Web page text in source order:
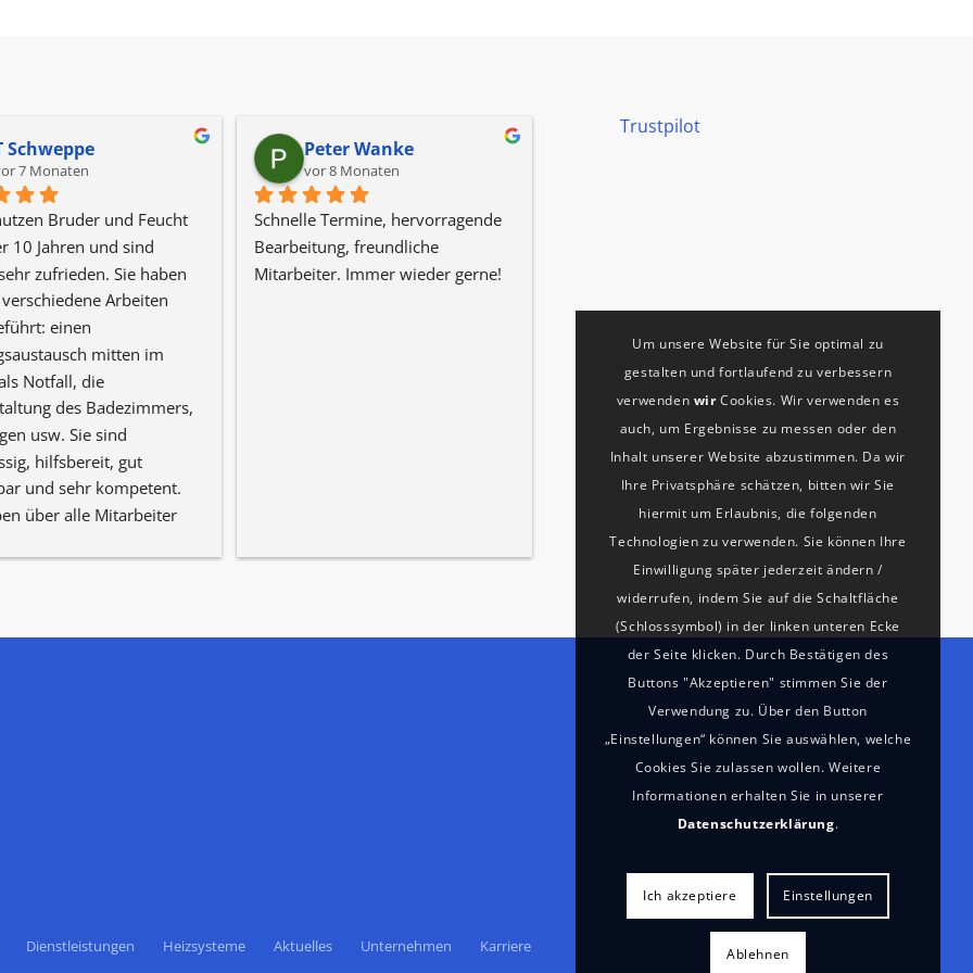
Schweppe
7 Monaten
Bruder und Feucht
10 Jahren und sind
zufrieden. Sie haben
Arbeiten
einen
mitten im
Notfall, die
des Badezimmers,
usw. Sie sind
hilfsbereit, gut
und sehr kompetent.
über alle Mitarbeiter
Peter Wanke
vor 8 Monaten
Schnelle Termine, hervorragende
Bearbeitung, freundliche
Mitarbeiter. Immer wieder gerne!
Trustpilot
Dienstleistungen Heizsysteme Aktuelles Unternehmen Karriere
Um unsere Website für Sie optimal zu
gestalten und fortlaufend zu verbessern
verwenden wirCookies. Wir verwenden es
auch, um Ergebnisse zu messen oder den
Inhalt unserer Website abzustimmen. Da wir
Ihre Privatsphäre schätzen, bitten wir Sie
hiermit um Erlaubnis, die folgenden
Technologien zu verwenden. Sie können Ihre
Einwilligung später jederzeit ändern /
widerrufen, indem Sie auf die Schaltfläche
(Schlosssymbol) in der linken unteren Ecke
der Seite klicken. Durch Bestätigen des
Buttons "Akzeptieren" stimmen Sie der
Verwendung zu. Über den Button
„Einstellungen“ können Sie auswählen, welche
Cookies Sie zulassen wollen. Weitere
Informationen erhalten Sie in unserer
Datenschutzerklärung.
Ich akzeptiere Einstellungen
Ablehnen